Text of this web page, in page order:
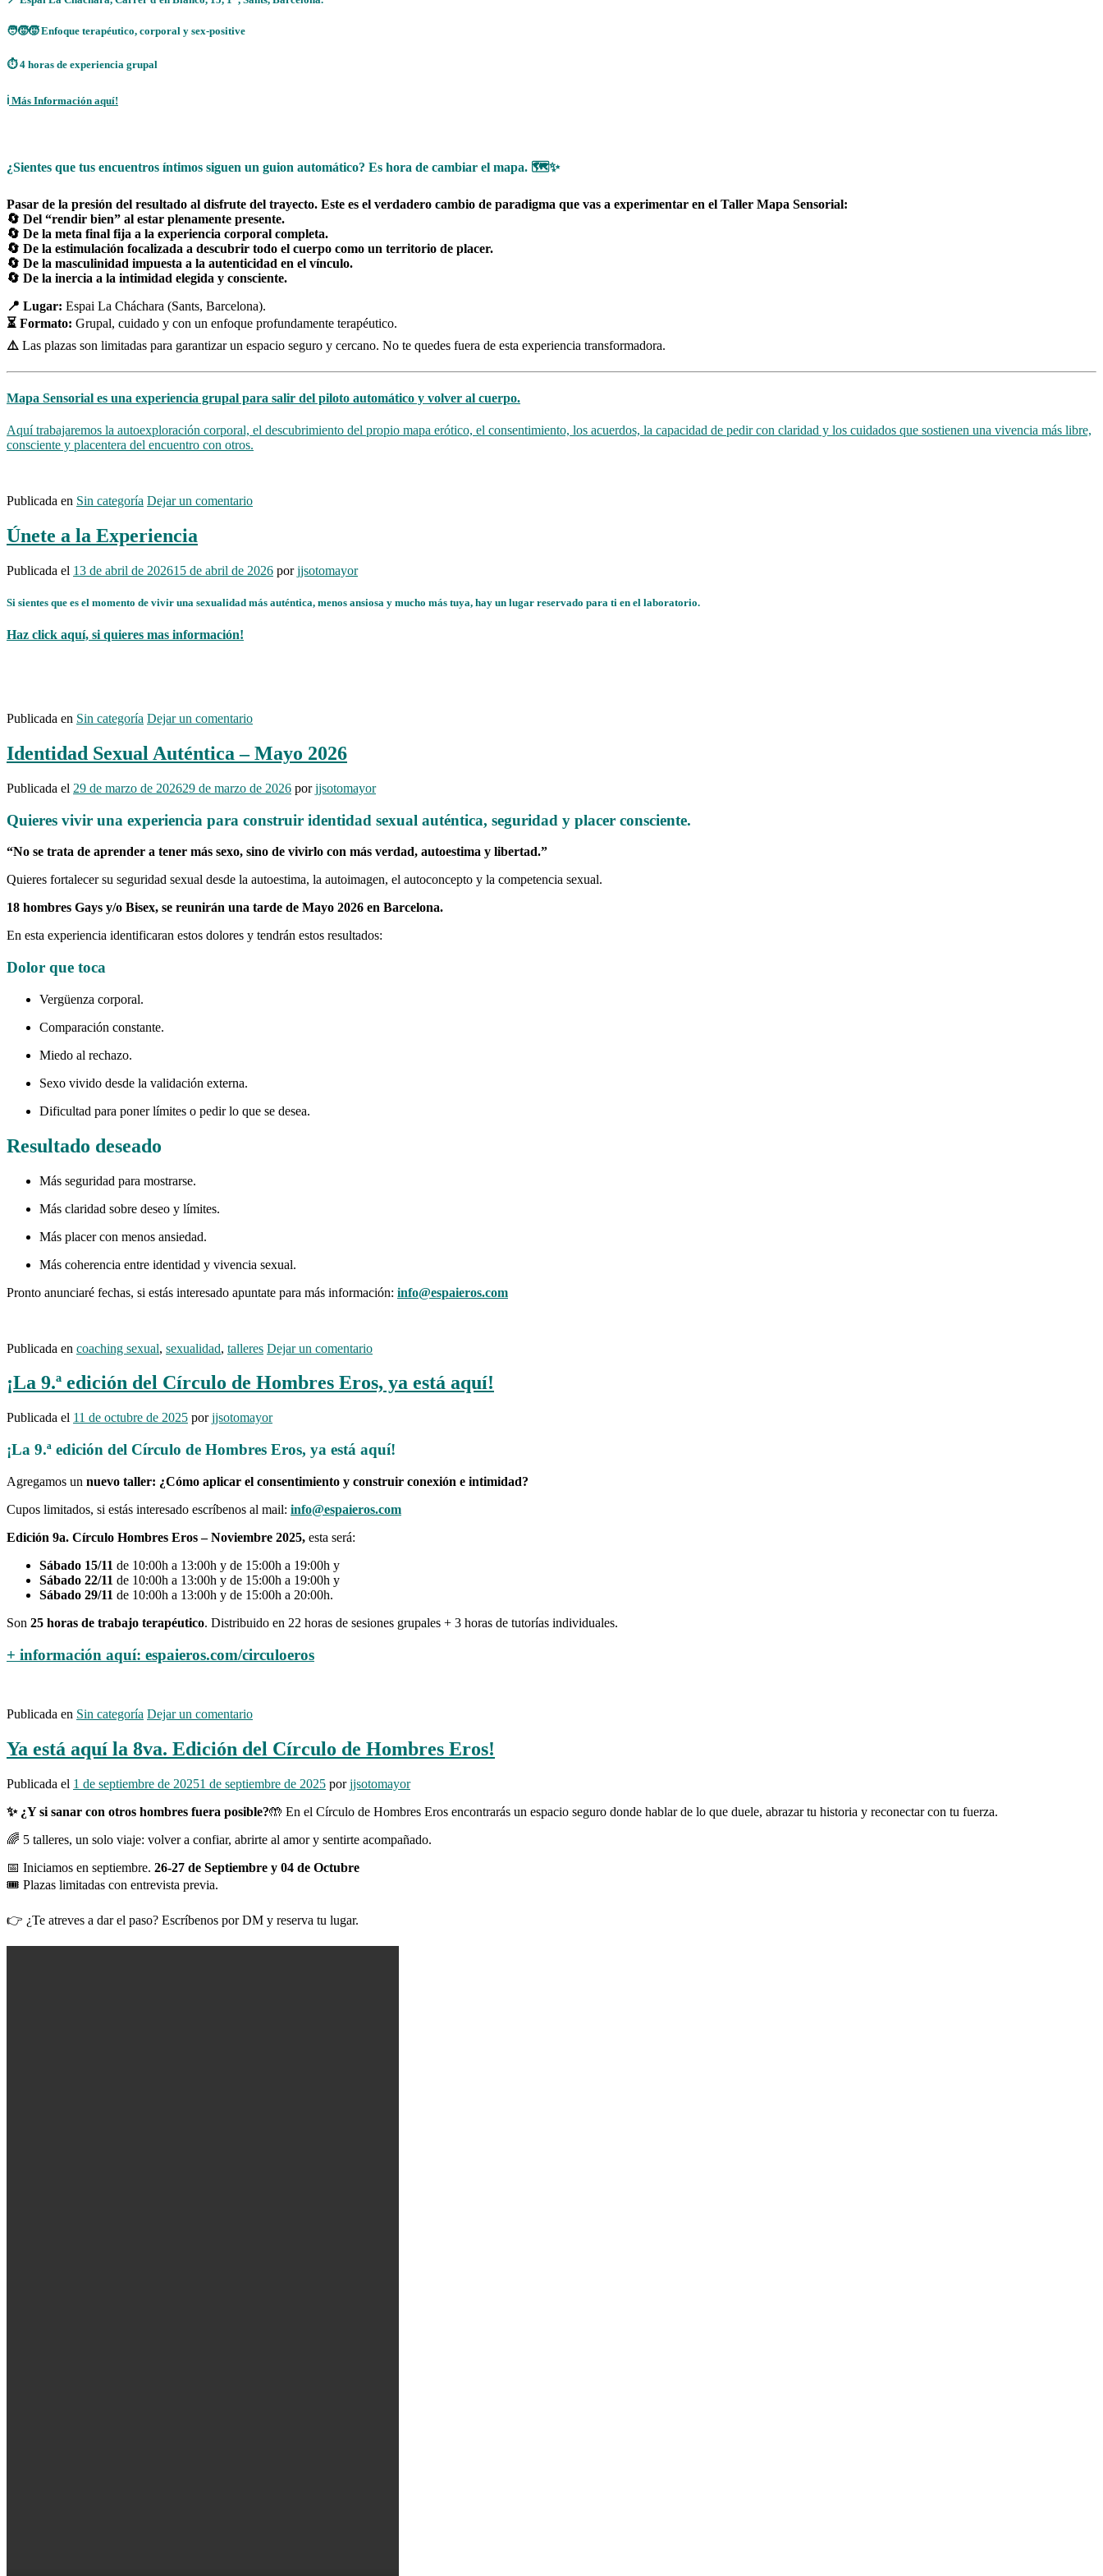
🧑‍🧒‍🧒Enfoque terapéutico, corporal y sex-positive
⏱️4 horas de experiencia grupal
ℹ️ Más Información aquí!
¿Sientes que tus encuentros íntimos siguen un guion automático? Es hora de cambiar el mapa. 🗺️✨
Pasar de la presión del resultado al disfrute del trayecto. Este es el verdadero cambio de paradigma que vas a experimentar en el Taller Mapa Sensorial:
🔄 Del “rendir bien” al estar plenamente presente.
🔄 De la meta final fija a la experiencia corporal completa.
🔄 De la estimulación focalizada a descubrir todo el cuerpo como un territorio de placer.
🔄 De la masculinidad impuesta a la autenticidad en el vínculo.
🔄 De la inercia a la intimidad elegida y consciente.
📍 Lugar: Espai La Cháchara (Sants, Barcelona).
⏳ Formato: Grupal, cuidado y con un enfoque profundamente terapéutico.
⚠️ Las plazas son limitadas para garantizar un espacio seguro y cercano. No te quedes fuera de esta experiencia transformadora.
Mapa Sensorial es una experiencia grupal para salir del piloto automático y volver al cuerpo.
Aquí trabajaremos la autoexploración corporal, el descubrimiento del propio mapa erótico, el consentimiento, los acuerdos, la capacidad de pedir con claridad y los cuidados que sostienen una vivencia más libre,
consciente y placentera del encuentro con otros.
Publicada en Sin categoría Dejar un comentario
Únete a la Experiencia
Publicada el 13 de abril de 202615 de abril de 2026 porjjsotomayor
Si sientes que es el momento de vivir una sexualidad más auténtica, menos ansiosa y mucho más tuya, hay un lugar reservado para ti en el laboratorio.
Haz click aquí, si quieres mas información!
Publicada en Sin categoría Dejar un comentario
Identidad Sexual Auténtica – Mayo 2026
Publicada el 29 de marzo de 202629 de marzo de 2026 porjjsotomayor
Quieres vivir una experiencia para construir identidad sexual auténtica, seguridad y placer consciente.
“No se trata de aprender a tener más sexo, sino de vivirlo con más verdad, autoestima y libertad.”
Quieres fortalecer su seguridad sexual desde la autoestima, la autoimagen, el autoconcepto y la competencia sexual.
18 hombres Gays y/o Bisex, se reunirán una tarde de Mayo 2026 en Barcelona.
En esta experiencia identificaran estos dolores y tendrán estos resultados:
Dolor que toca
Vergüenza corporal.
Comparación constante.
Miedo al rechazo.
Sexo vivido desde la validación externa.
Dificultad para poner límites o pedir lo que se desea.
Resultado deseado
Más seguridad para mostrarse.
Más claridad sobre deseo y límites.
Más placer con menos ansiedad.
Más coherencia entre identidad y vivencia sexual.
Pronto anunciaré fechas, si estás interesado apuntate para más información: info@espaieros.com
Publicada en coaching sexual, sexualidad, talleres Dejar un comentario
¡La 9.ª edición del Círculo de Hombres Eros, ya está aquí!
Publicada el 11 de octubre de 2025 porjjsotomayor
¡La 9.ª edición del Círculo de Hombres Eros, ya está aquí!
Agregamos un nuevo taller: ¿Cómo aplicar el consentimiento y construir conexión e intimidad?
Cupos limitados, si estás interesado escríbenos al mail: info@espaieros.com
Edición 9a. Círculo Hombres Eros – Noviembre 2025, esta será:
Sábado 15/11 de 10:00h a 13:00h y de 15:00h a 19:00h y
Sábado 22/11 de 10:00h a 13:00h y de 15:00h a 19:00h y
Sábado 29/11 de 10:00h a 13:00h y de 15:00h a 20:00h.
Son 25 horas de trabajo terapéutico. Distribuido en 22 horas de sesiones grupales + 3 horas de tutorías individuales.
+ información aquí: espaieros.com/circuloeros
Publicada en Sin categoría Dejar un comentario
Ya está aquí la 8va. Edición del Círculo de Hombres Eros!
Publicada el 1 de septiembre de 20251 de septiembre de 2025 porjjsotomayor
✨ ¿Y si sanar con otros hombres fuera posible?🤲 En el Círculo de Hombres Eros encontrarás un espacio seguro donde hablar de lo que duele, abrazar tu historia y reconectar con tu fuerza.
🌈 5 talleres, un solo viaje: volver a confiar, abrirte al amor y sentirte acompañado.
📅 Iniciamos en septiembre. 26-27 de Septiembre y 04 de Octubre
🎟️ Plazas limitadas con entrevista previa.
👉 ¿Te atreves a dar el paso? Escríbenos por DM y reserva tu lugar.